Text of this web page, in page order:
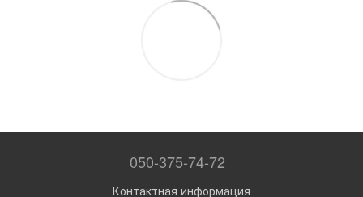
050-375-74-72
Контактная информация